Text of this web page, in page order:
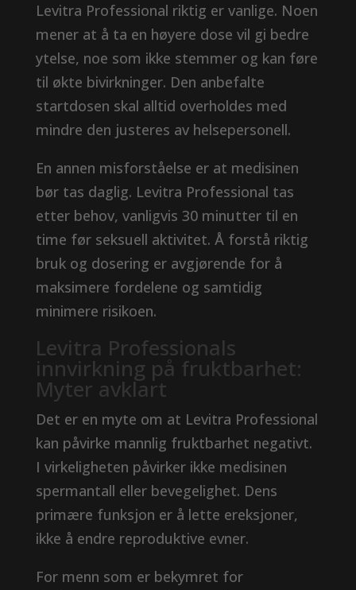
Levitra Professional riktig er vanlige. Noen
mener at å ta en høyere dose vil gi bedre
ytelse, noe som ikke stemmer og kan føre
til økte bivirkninger. Den anbefalte
startdosen skal alltid overholdes med
mindre den justeres av helsepersonell.
En annen misforståelse er at medisinen
bør tas daglig. Levitra Professional tas
etter behov, vanligvis 30 minutter til en
time før seksuell aktivitet. Å forstå riktig
bruk og dosering er avgjørende for å
maksimere fordelene og samtidig
minimere risikoen.
Levitra Professionals
innvirkning på fruktbarhet:
Myter avklart
Det er en myte om at Levitra Professional
kan påvirke mannlig fruktbarhet negativt.
I virkeligheten påvirker ikke medisinen
spermantall eller bevegelighet. Dens
primære funksjon er å lette ereksjoner,
ikke å endre reproduktive evner.
For menn som er bekymret for